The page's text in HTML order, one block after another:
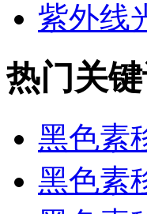
紫外线
热门关键
黑色素
黑色素